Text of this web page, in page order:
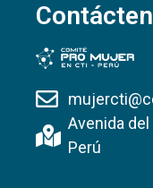
Avenida del
Perú